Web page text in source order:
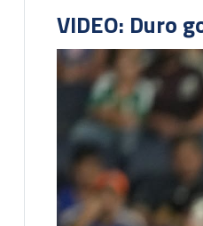
VIDEO: Duro